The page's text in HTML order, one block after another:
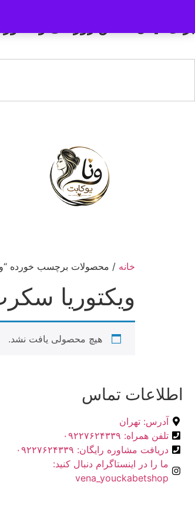
برای دیدن عکس ژورنالی و
خانه / محصولات برچسب خورده
ویکتوریا
هیچ محصولی یافت نشد.
اطلاعات تماس
آدرس: تهران
تلفن همراه: ۰۹۲۲۷۶۲۴۳۳۹
دریافت مشاوره رایگان: ۰۹۲۲۷۶۲۴۳۳۹
ما را در اینستاگرام دنبال کنید:
vena_youckabetshop